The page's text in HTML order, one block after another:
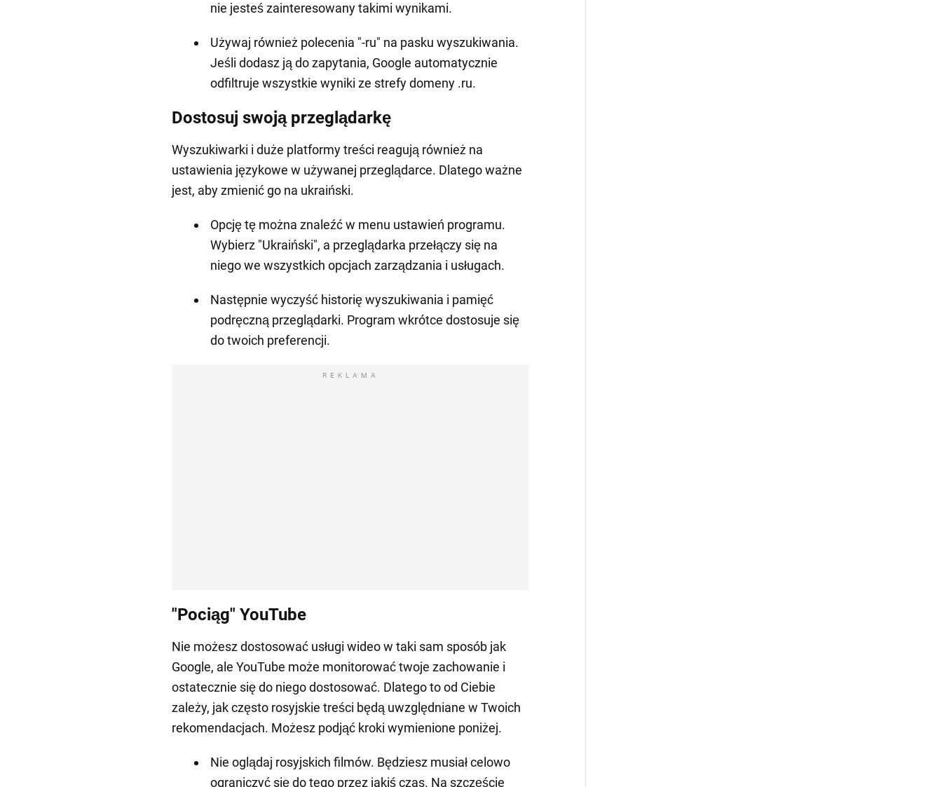
nie jesteś zainteresowany takimi wynikami.
Używaj również polecenia "-ru" na pasku wyszukiwania.
Jeśli dodasz ją do zapytania, Google automatycznie
odfiltruje wszystkie wyniki ze strefy domeny .ru.
Dostosuj swoją przeglądarkę
Wyszukiwarki i duże platformy treści reagują również na
ustawienia językowe w używanej przeglądarce. Dlatego ważne
jest, aby zmienić go na ukraiński.
Opcję tę można znaleźć w menu ustawień programu.
Wybierz "Ukraiński", a przeglądarka przełączy się na
niego we wszystkich opcjach zarządzania i usługach.
Następnie wyczyść historię wyszukiwania i pamięć
podręczną przeglądarki. Program wkrótce dostosuje się
do twoich preferencji.
REKLAMA
"Pociąg" YouTube
Nie możesz dostosować usługi wideo w taki sam sposób jak
Google, ale YouTube może monitorować twoje zachowanie i
ostatecznie się do niego dostosować. Dlatego to od Ciebie
zależy, jak często rosyjskie treści będą uwzględniane w Twoich
rekomendacjach. Możesz podjąć kroki wymienione poniżej.
Nie oglądaj rosyjskich filmów. Będziesz musiał celowo
ograniczyć się do tego przez jakiś czas. Na szczęście